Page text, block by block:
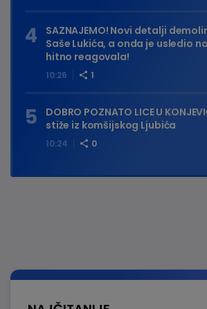
10:26 1
SAZNAJEMO! Novi detalji
Saše Lukića, a onda je usledio
hitno reagovala!
10:24 0
DOBRO POZNATO LICE U
stiže iz komšijskog Ljubića